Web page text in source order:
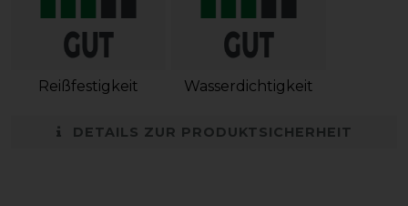
Reißfestigkeit Wasserdichtigkeit
DETAILS ZUR PRODUKTSICHERHEIT